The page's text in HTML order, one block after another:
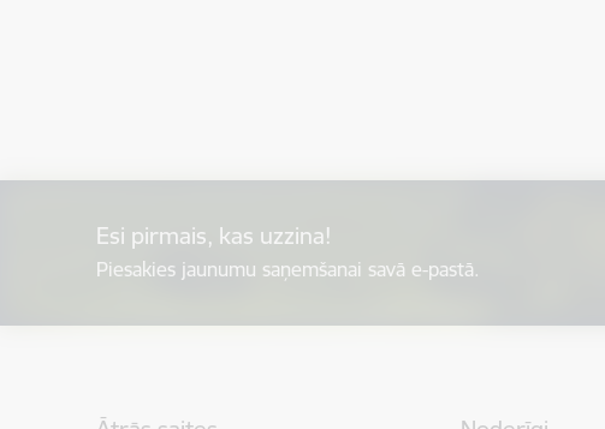
Esi pirmais, kas uzzina!
Piesakies jaunumu saņemšanai savā e-pastā.